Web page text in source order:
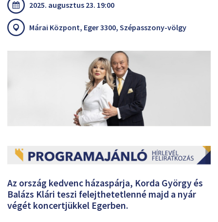
2025. augusztus 23. 19:00
Márai Központ, Eger 3300, Szépasszony-völgy
Az ország kedvenc házaspárja, Korda György és
Balázs Klári teszi felejthetetlenné majd a nyár
végét koncertjükkel Egerben.